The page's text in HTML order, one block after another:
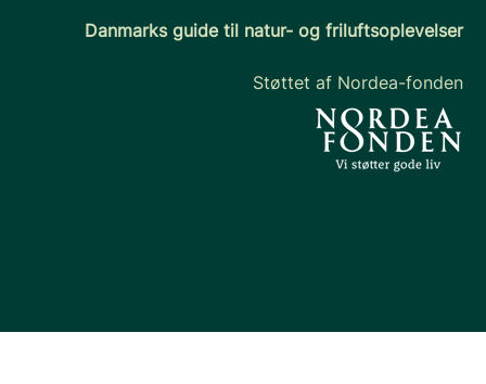
Danmarks guide til natur- og friluftsoplevelser
Støttet af Nordea-fonden